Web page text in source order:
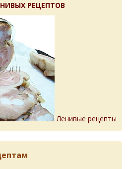
РЕЦЕПТОВ
Ленивые рецепты